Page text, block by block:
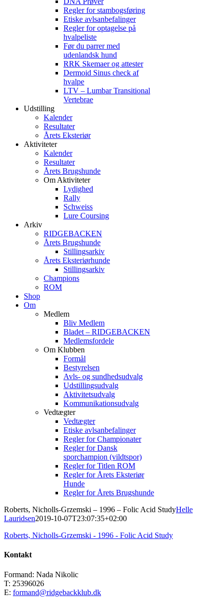
Regler for stambogsføring
Etiske avlsanbefalinger
Regler for optagelse på
hvalpeliste
Før du parrer med
udenlandsk hund
RRK Skemaer og attester
Dermoid Sinus check af
hvalpe
LTV – Lumbar Transitional
Vertebrae
Udstilling
Kalender
Resultater
Årets Eksteriør
Aktiviteter
Kalender
Resultater
Årets Brugshunde
Om Aktiviteter
Lydighed
Rally
Schweiss
Lure Coursing
Arkiv
RIDGEBACKEN
Årets Brugshunde
Stillingsarkiv
Årets Eksteriørhunde
Stillingsarkiv
Champions
ROM
Shop
Om
Medlem
Bliv Medlem
Bladet – RIDGEBACKEN
Medlemsfordele
Om Klubben
Formål
Bestyrelsen
Avls- og sundhedsudvalg
Udstillingsudvalg
Aktivitetsudvalg
Kommunikationsudvalg
Vedtægter
Vedtægter
Etiske avlsanbefalinger
Regler for Championater
Regler for Dansk
sporchampion (vildtspor)
Regler for Titlen ROM
Regler for Årets Eksteriør
Hunde
Regler for Årets Brugshunde
Roberts, Nicholls-Grzemski – 1996 – Folic Acid StudyHelle
Lauridsen2019-10-07T23:07:35+02:00
Roberts, Nicholls-Grzemski - 1996 - Folic Acid Study
Kontakt
Formand: Nada Nikolic
T: 25396026
E: formand@ridgebackklub.dk